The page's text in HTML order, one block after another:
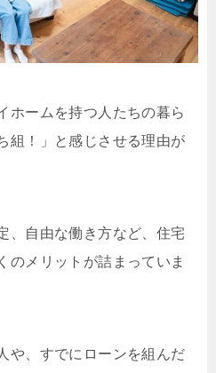
ホームを持つ人たちの暮ら
組！」と感じさせる理由が
、自由な働き方など、住宅
のメリットが詰まっていま
や、すでにローンを組んだ